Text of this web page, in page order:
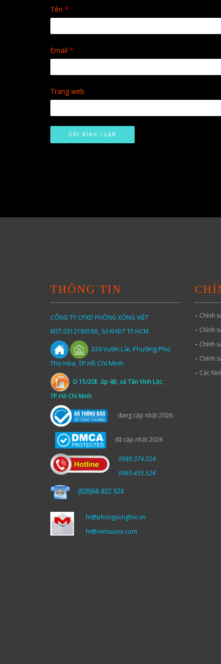
Tên *
Email *
Trang web
THÔNG TIN
CÔNG TY CPXD PHÒNG XÔNG VIỆT
MST:0312180189_ Sở KHĐT TP.HCM
239Vườn Lài,Phường Phú
Thọ Hòa, TP.Hồ Chí Minh
D 15/20E ấp 4B, xã Tân Vĩnh Lộc,
TP.Hồ Chí Minh
đang cập nhật 2026
đã cập nhật 2026
0989.374.524
0965.455.524
(028)66.822.524
ht@phongxonghoi.vn
ht@vietsauna.com
- Chính
- Chính
- Chính
- Chính
- Các